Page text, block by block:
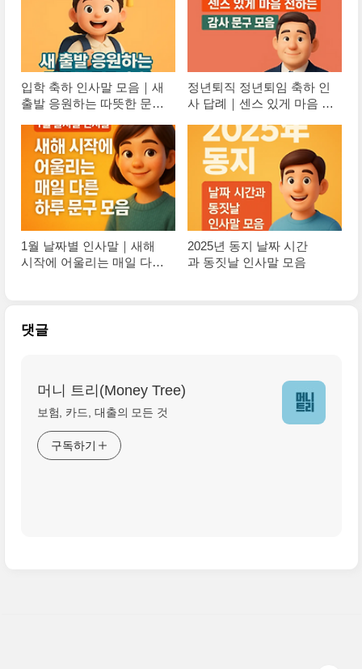
입학 축하 인사말 모음｜새
출발 응원하는 따뜻한 문구
정년퇴직 정년퇴임 축하 인
사 답례｜센스 있게 마음 전
1월 날짜별 인사말｜새해
시작에 어울리는 매일 다른
2025년 동지 날짜 시간
과 동짓날 인사말 모음
댓글
머니 트리(Money Tree)
보험, 카드, 대출의 모든 것
구독하기